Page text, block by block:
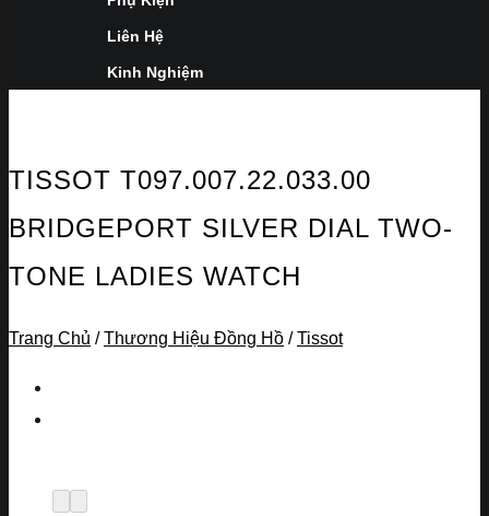
Liên Hệ
Kinh Nghiệm
TISSOT T097.007.22.033.00
BRIDGEPORT SILVER DIAL TWO-
TONE LADIES WATCH
Trang Chủ / Thương Hiệu Đồng Hồ / Tissot